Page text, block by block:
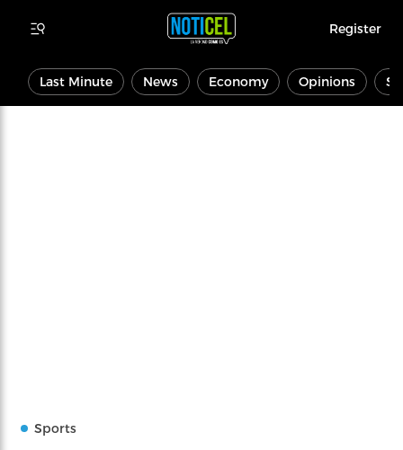
Register
Last Minute News Economy Opinions
Sports